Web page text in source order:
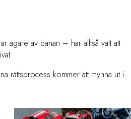
ägare av banan – har alltså valt att
rättsprocess kommer att mynna ut i